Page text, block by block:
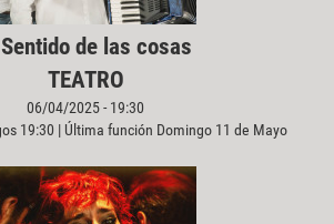
de las cosas
TEATRO
06/04/2025 - 19:30
19:30 | Última función Domingo 11 de Mayo